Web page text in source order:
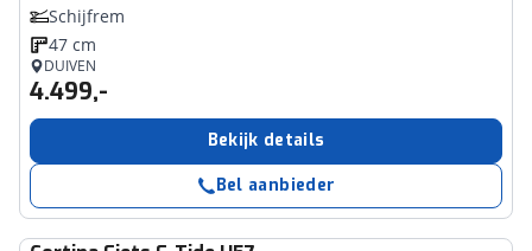
Schijfrem
47 cm
DUIVEN
4.499,-
Bekijk details
Bel aanbieder